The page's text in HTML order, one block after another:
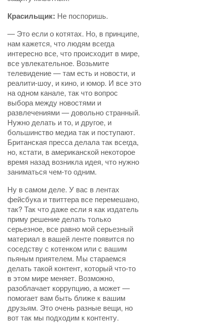
Красильщик: Не поспоришь.
— Это если о котятах. Но, в принципе,
нам кажется, что людям всегда
интересно все, что происходит в мире,
все увлекательное. Возьмите
телевидение — там есть и новости, и
реалити-шоу, и кино, и юмор. И все это
на одном канале, так что вопрос
выбора между новостями и
развлечениями — довольно странный.
Нужно делать и то, и другое, и
большинство медиа так и поступают.
Британская пресса делала так всегда,
но, кстати, в американской некоторое
время назад возникла идея, что нужно
заниматься чем-то одним.
Ну в самом деле. У вас в лентах
фейсбука и твиттера все перемешано,
так? Так что даже если я как издатель
приму решение делать только
серьезное, все равно мой серьезный
материал в вашей ленте появится по
соседству с котенком или с вашим
пьяным приятелем. Мы стараемся
делать такой контент, который что-то
в этом мире меняет. Возможно,
разоблачает коррупцию, а может —
помогает вам быть ближе к вашим
друзьям. Это очень разные вещи, но
вот так мы подходим к контенту.